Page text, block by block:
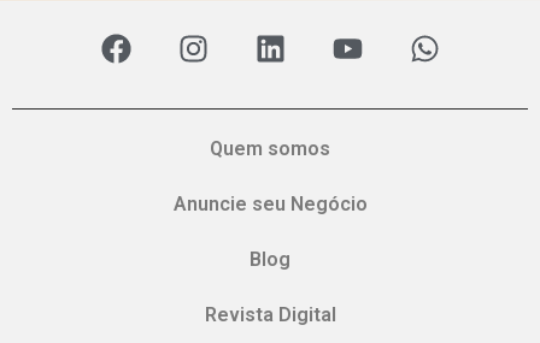
Quem somos
Anuncie seu Negócio
Blog
Revista Digital